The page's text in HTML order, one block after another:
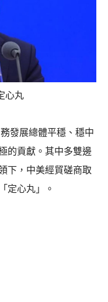
心丸
發展總體平穩、穩中
的貢獻。其中多雙邊
下，中美經貿磋商取
定心丸」。